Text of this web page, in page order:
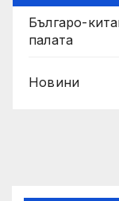
Българо-
палата
Новини